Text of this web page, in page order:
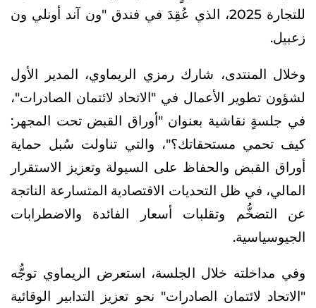
للتجارة 2025، الذي عُقِدَ في فندق "ون آند أونلي ون
زعبيل.
وخلال المنتدى، شارك رمزي الريماوي، المدير الأول
لشؤون تطوير الأعمال في "الاتحاد لائتمان الصادرات"،
في جلسةٍ نقاشية بعنوان "أوراق القبض تحت المجهر:
كيف تحمي مستحقاتك؟"، والتي تناولت سُبل حماية
أوراق القبض والحفاظ على السيولة وتعزيز الاستقرار
المالي، في ظل التحديات الاقتصادية المتسارعة الناتجة
عن التضخُّم وتقلبات أسعار الفائدة والاضطرابات
الجيوسياسية.
وفي مداخلته خلال الجلسة، استعرض الريماوي توجُّه
"الاتحاد لائتمان الصادرات" نحو تعزيز التدابير الوقائية